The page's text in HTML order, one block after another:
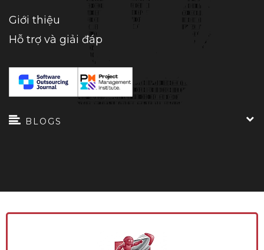
Giới thiệu
Hỗ trợ và giải đáp
BLOGS